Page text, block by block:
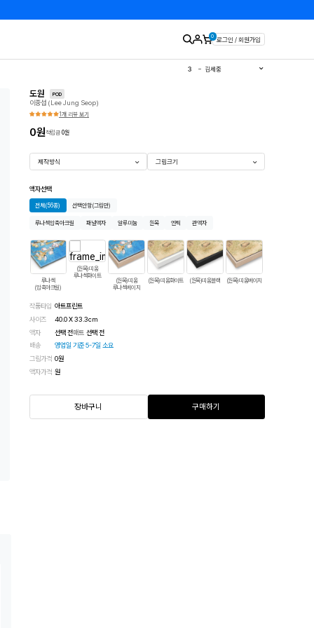
0 로그인 / 회원가입
2
김경희
3
김세중
도원 POD
이중섭 (Lee Jung Seop)
1개 리뷰 보기
0원적립금 0원
제작방식 그림크기
액자선택
전체(56종) 선택안함(그림만)
루나섹압축아크릴 패널액자 알루미늄 원목 엔틱 관액자
루나섹
(압축아크릴)
(원목)띠움
루나섹화이트
(원목)띠움
루나섹베이지
(원목)띠움화이트 (원목)띠움블랙 (원목)띠움베이지
작품타입 아트프린트
사이즈
40.0X33.3cm
액자
선택 전매트 선택 전
배송
영업일 기준 5-7일 소요
그림가격 0원
액자가격 원
장바구니 구매하기